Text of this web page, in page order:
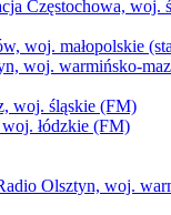
Częstochowa, woj.
woj. małopolskie
woj. warmińsko-
woj. śląskie (FM)
woj. łódzkie (FM)
Olsztyn, woj.